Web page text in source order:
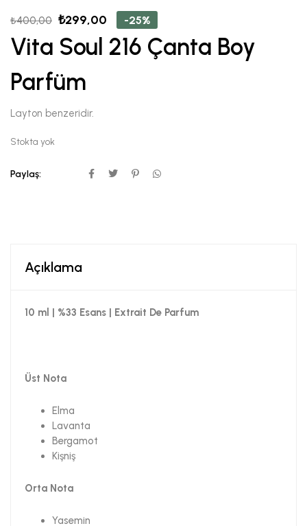
₺400,00 ₺299,00 -25%
Vita Soul 216 Çanta Boy
Parfüm
Layton benzeridir.
Stokta yok
Paylaş:
Açıklama
10 ml | %33 Esans | Extrait De Parfum
Üst Nota
Elma
Lavanta
Bergamot
Kişniş
Orta Nota
Yasemin